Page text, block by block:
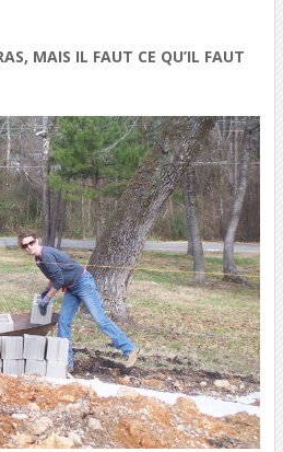
MAIS IL FAUT CE QU’IL FAUT